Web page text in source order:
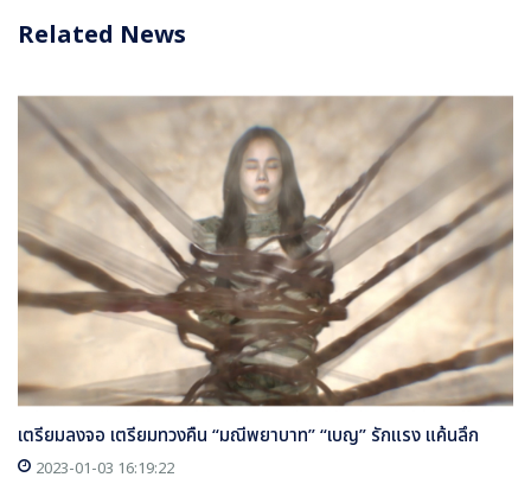
Related News
เตรียมลงจอ เตรียมทวงคืน “มณีพยาบาท” “เบญ” รักแรง แค้นลึก
2023-01-03 16:19:22